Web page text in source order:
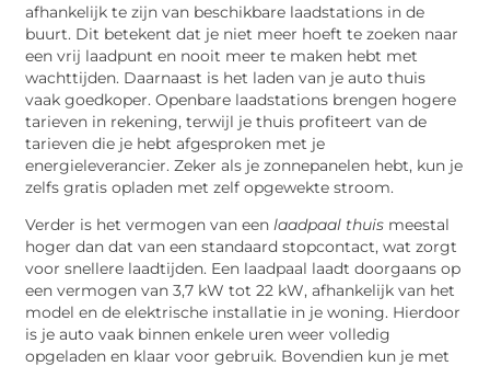
afhankelijk te zijn van beschikbare laadstations in de
buurt. Dit betekent dat je niet meer hoeft te zoeken naar
een vrij laadpunt en nooit meer te maken hebt met
wachttijden. Daarnaast is het laden van je auto thuis
vaak goedkoper. Openbare laadstations brengen hogere
tarieven in rekening, terwijl je thuis profiteert van de
tarieven die je hebt afgesproken met je
energieleverancier. Zeker als je zonnepanelen hebt, kun je
zelfs gratis opladen met zelf opgewekte stroom.
Verder is het vermogen van een laadpaal thuis meestal
hoger dan dat van een standaard stopcontact, wat zorgt
voor snellere laadtijden. Een laadpaal laadt doorgaans op
een vermogen van 3,7 kW tot 22 kW, afhankelijk van het
model en de elektrische installatie in je woning. Hierdoor
is je auto vaak binnen enkele uren weer volledig
opgeladen en klaar voor gebruik. Bovendien kun je met